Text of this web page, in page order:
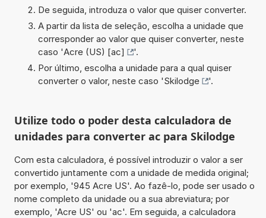
De seguida, introduza o valor que quiser converter.
A partir da lista de seleção, escolha a unidade que
corresponder ao valor que quiser converter, neste
caso 'Acre (US) [ac]
'.
Por último, escolha a unidade para a qual quiser
converter o valor, neste caso 'Skilodge '.
Utilize todo o poder desta calculadora de
unidades para converter ac para Skilodge
Com esta calculadora, é possível introduzir o valor a ser
convertido juntamente com a unidade de medida original;
por exemplo, '945 Acre US'. Ao fazê-lo, pode ser usado o
nome completo da unidade ou a sua abreviatura; por
exemplo, 'Acre US' ou 'ac'. Em seguida, a calculadora